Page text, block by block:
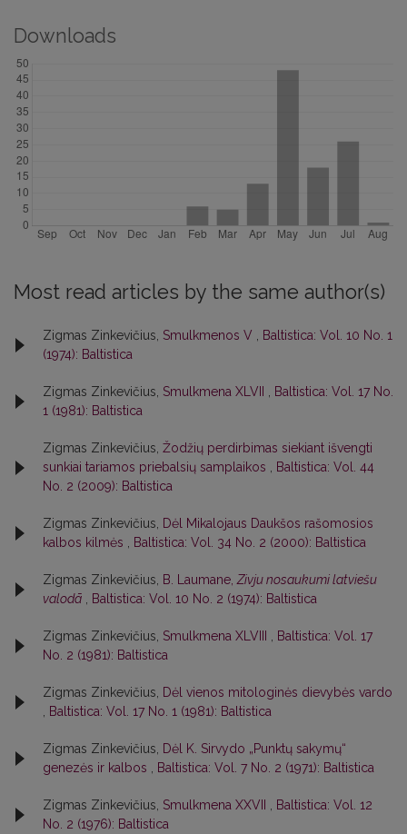
Downloads
Most read articles by the same author(s)
Zigmas Zinkevičius, Smulkmenos V , Baltistica: Vol. 10 No. 1
(1974): Baltistica
Zigmas Zinkevičius, Smulkmena XLVII , Baltistica: Vol. 17 No.
1 (1981): Baltistica
Zigmas Zinkevičius, Žodžių perdirbimas siekiant išvengti
sunkiai tariamos priebalsių samplaikos , Baltistica: Vol. 44
No. 2 (2009): Baltistica
Zigmas Zinkevičius, Dėl Mikalojaus Daukšos rašomosios
kalbos kilmės , Baltistica: Vol. 34 No. 2 (2000): Baltistica
Zigmas Zinkevičius, B. Laumane,Zivju nosaukumi latviešu
valodā , Baltistica: Vol. 10 No. 2 (1974): Baltistica
Zigmas Zinkevičius, Smulkmena XLVIII , Baltistica: Vol. 17
No. 2 (1981): Baltistica
Zigmas Zinkevičius, Dėl vienos mitologinės dievybės vardo
, Baltistica: Vol. 17 No. 1 (1981): Baltistica
Zigmas Zinkevičius, Dėl K. Sirvydo „Punktų sakymų“
genezės ir kalbos , Baltistica: Vol. 7 No. 2 (1971): Baltistica
Zigmas Zinkevičius, Smulkmena XXVII , Baltistica: Vol. 12
No. 2 (1976): Baltistica